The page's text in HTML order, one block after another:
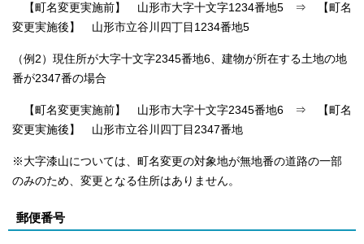
【町名変更実施前】 山形市大字十文字1234番地5 ⇒ 【町名
変更実施後】 山形市立谷川四丁目1234番地5
（例2）現住所が大字十文字2345番地6、建物が所在する土地の地
番が2347番の場合
【町名変更実施前】 山形市大字十文字2345番地6 ⇒ 【町名
変更実施後】 山形市立谷川四丁目2347番地
※大字漆山については、町名変更の対象地が無地番の道路の一部
のみのため、変更となる住所はありません。
郵便番号